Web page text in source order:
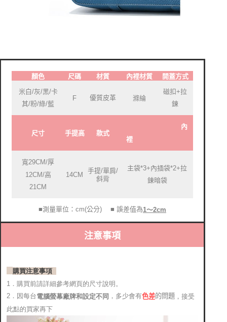
顏色 尺碼 材質 內裡材質
開蓋方式
米白/灰/黑/卡
其/粉/綠/藍
F 優質皮革 滌綸
磁扣+拉
鍊
尺寸 手提高 款式
內
裡
寬29CM/厚
12CM/高
21CM
14CM
手提/單肩/
斜背
主袋*3+內插袋*2+拉
鍊暗袋
■測量單位：cm(公分) ■ 誤差值為1～2cm
注意事項
購買注意事項
1．購買前請詳細參考網頁的尺寸說明。
2．因每台電腦螢幕廠牌和設定不同 ，多少會有色差的問題 ，接受
此點的買家再下